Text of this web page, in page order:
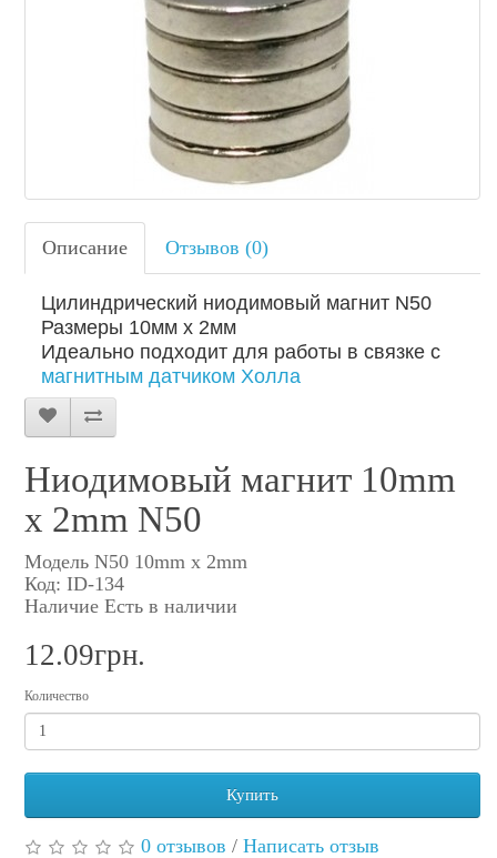
Описание Отзывов (0)
Цилиндрический ниодимовый магнит N50
Размеры 10мм x 2мм
Идеально подходит для работы в связке с
магнитным датчиком Холла
Ниодимовый магнит 10mm
x 2mm N50
Модель N50 10mm x 2mm
Код: ID-134
Наличие Есть в наличии
12.09грн.
Количество
Купить
0 отзывов / Написать отзыв